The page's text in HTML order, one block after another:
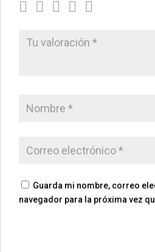
Guarda mi nombre, correo
navegador para la próxima vez